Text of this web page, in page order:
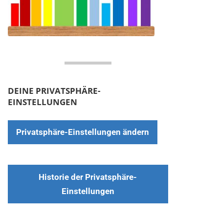
DEINE PRIVATSPHÄRE-
EINSTELLUNGEN
Privatsphäre-Einstellungen ändern
Historie der Privatsphäre-
Einstellungen